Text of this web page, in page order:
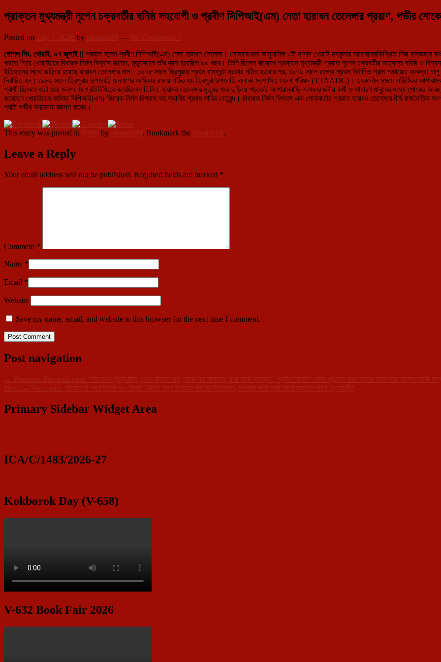
প্রাক্তন মুখ্যমন্ত্রী নৃপেন চক্রবর্তীর ঘনিষ্ঠ সহযোগী ও প্রবীণ সিপিআই(এম) নেতা হারাধন তেলেঙ্গার প্রয়াণ, গভীর
Posted on July 7, 2026 by santanu99 — No Comments ↓
গোপল সিং, খোয়াই, ০৭ জুলাই || প্রয়াত হলেন প্রবীণ সিপিআই(এম) নেতা হারাধন তেলেঙ্গা। সোমবার রাত আনুমানিক ৩টা নাগাদ খোয়াই মহকুমার আশারামবাড়িস্থিত নিজ বাসভবনে
করতে গিয়ে খোয়াইয়ের বিধায়ক নির্মল বিশ্বাস জানান, মৃত্যুকালে তাঁর বয়স হয়েছিল ৯০ বছর। তিনি ছিলেন রাজ্যের প্রাক্তন মুখ্যমন্ত্রী প্রয়াত নৃপেন চক্রবর্তীর অত্যন্ত ঘনিষ্ঠ ও
ইতিহাসের সাথে জড়িয়ে রয়েছে হারাধন তেলেঙ্গার নাম। ১৯৭৮ সালে ত্রিপুরায় প্রথম বামফ্রন্ট সরকার গঠিত হওয়ার পর, ১৯৭৯ সালে রাজ্যে প্রথম নির্বাচিত গ্রাম পঞ্চায়েত ব্যবস্থা
নির্বাচিত হন।১৯৮২ সালে ত্রিপুরার উপজাতি জনগণের অধিকার রক্ষায় গঠিত হয় ত্রিপুরা উপজাতি এলাকা স্বশাসিত জেলা পরিষদ (TTAADC)। তৎকালীন সময়ে এডিসি-র
প্রার্থী হিসেবে জয়ী হয়ে জনগণের প্রতিনিধিত্ব করেছিলেন তিনি। হারাধন তেলেঙ্গার মৃত্যুর খবর ছড়িয়ে পড়তেই আশারামবাড়ি এলাকার দলীয় কর্মী ও সাধারণ মানুষের মধ্যে শোকের
করেছেন খোয়াইয়ের বর্তমান সিপিআই(এম) বিধায়ক নির্মল বিশ্বাস সহ স্থানীয় প্রথম সারির নেতৃবৃন্দ। বিধায়ক নির্মল বিশ্বাস এক শোকবার্তায় প্রয়াত হারাধন তেলেঙ্গার দীর্ঘ
প্রতি গভীর সমবেদনা জ্ঞাপন করেন।
This entry was posted in ত্রিপুরা by santanu99. Bookmark the permalink.
Leave a Reply
Your email address will not be published. Required fields are marked *
Comment *
Name *
Email *
Website
Save my name, email, and website in this browser for the next time I comment.
Post navigation
← Previous Previous post:
‘দল যখন শূন্যে ছিল, তখন ছিলেন বাবা; আজ দল ক্ষমতায়, বাবা আজ ব্রাত্য!’, প্রবীণ বিজেপি নেতা প্রমোদ রঞ্জন দাসের চিকিৎসার আকুল আর্জি
Next → Next post: আগরতলা পুর নিগমের ৪০ নম্বর ওয়ার্ডে নতুন কার্যালয় ভবনের উদ্বোধন, নাগরিক পরিষেবার মানোন্নয়নের আশা মুখ্যমন্ত্রীর
Primary Sidebar Widget Area
ICA/C/1483/2026-27
Kokborok Day (V-658)
V-632 Book Fair 2026